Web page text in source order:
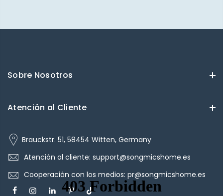
Sobre Nosotros
Atención al Cliente
Brauckstr. 51, 58454 Witten, Germany
Atención al cliente: support@songmicshome.es
Cooperación con los medios: pr@songmicshome.es